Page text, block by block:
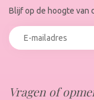
Vragen of
Blijf op de hoogte van